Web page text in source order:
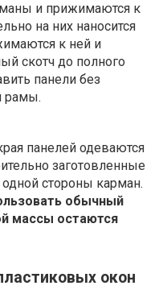
и прижимаются к
на них наносится
к ней и
скотч до полного
панели без
рамы.
панелей одеваются
заготовленные
стороны карман.
обычный
массы остаются
окон